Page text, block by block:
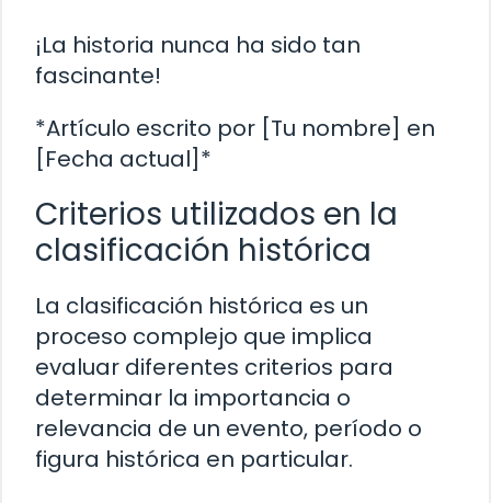
¡La historia nunca ha sido tan
fascinante!
*Artículo escrito por [Tu nombre] en
[Fecha actual]*
Criterios utilizados en la
clasificación histórica
La clasificación histórica es un
proceso complejo que implica
evaluar diferentes criterios para
determinar la importancia o
relevancia de un evento, período o
figura histórica en particular.